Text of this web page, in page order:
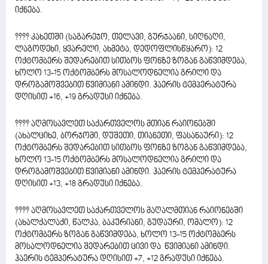
იქნება.
???? კახეთში (საგარეჯო, თელავი, გურჯაანი, სიღნაღი,
ლაგოდეხი, ყვარელი, ახმეტა, დედოფლისწყარო): 12
ოქტომბერს შედარებით სითბოს ფონზე ზოგან გაწვიმდება,
ხოლო 13-15 ოქტომბერს მოსალოდნელია გრილი და
დროგამოშვებით წვიმიანი ამინდი. ჰაერის ტემპერატურა
დღისით +16, +19 გრადუსი იქნება.
???? აღმოსავლეთ საქართველოს მთიან რაიონებში
(ახალციხე, ბორჯომი, დუშეთი, თიანეთი, ფასანაური): 12
ოქტომბერს შედარებით სითბოს ფონზე ზოგან გაწვიმდება,
ხოლო 13-15 ოქტომბერს მოსალოდნელია გრილი და
დროგამოშვებით წვიმიანი ამინდი. ჰაერის ტემპერატურა
დღისით +13, +18 გრადუსი იქნება.
???? აღმოსავლეთ საქართველოს მაღალმთიან რაიონებში
(ახალქალაქი, წალკა, ბაკურიანი, გუდაური, ომალო): 12
ოქტომბერს ზოგან გაწვიმდება, ხოლო 13-15 ოქტომბერს
მოსალოდნელია შედარებით ცივი და წვიმიანი ამინდი.
ჰაერის ტემპერატურა დღისით +7, +12 გრადუსი იქნება.